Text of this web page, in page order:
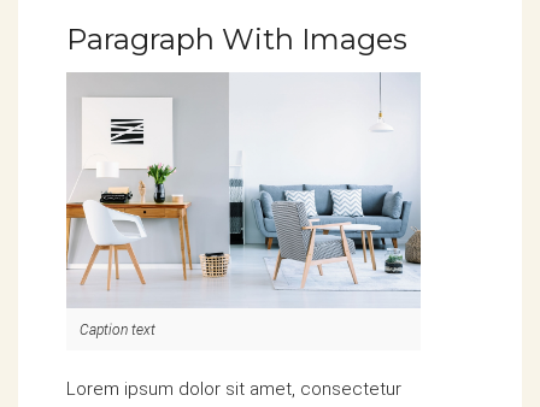
Paragraph With Images
Caption text
Lorem ipsum dolor sit amet, consectetur